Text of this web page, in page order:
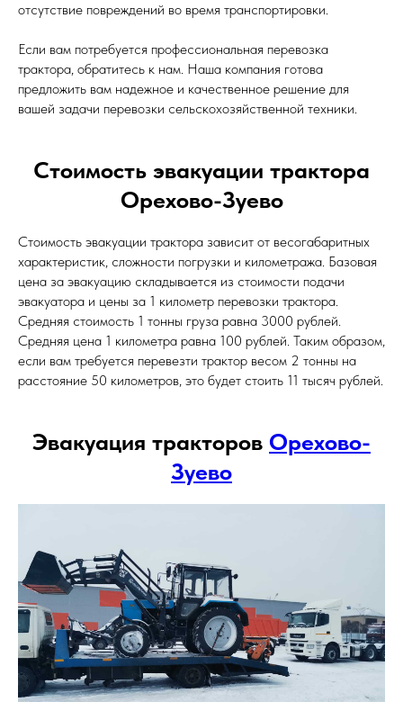
отсутствие повреждений во время транспортировки.
Если вам потребуется профессиональная перевозка
трактора, обратитесь к нам. Наша компания готова
предложить вам надежное и качественное решение для
вашей задачи перевозки сельскохозяйственной техники.
Стоимость эвакуации трактора
Орехово-Зуево
Стоимость эвакуации трактора зависит от весогабаритных
характеристик, сложности погрузки и километража. Базовая
цена за эвакуацию складывается из стоимости подачи
эвакуатора и цены за 1 километр перевозки трактора.
Средняя стоимость 1 тонны груза равна 3000 рублей.
Средняя цена 1 километра равна 100 рублей. Таким образом,
если вам требуется перевезти трактор весом 2 тонны на
расстояние 50 километров, это будет стоить 11 тысяч рублей.
Эвакуация тракторов Орехово-
Зуево